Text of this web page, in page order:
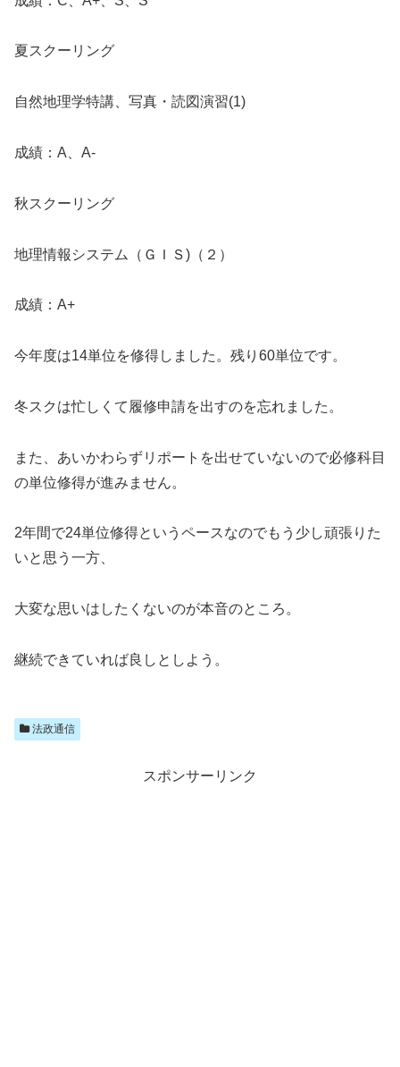
夏スクーリング
自然地理学特講、写真・読図演習(1)
成績：A、A-
秋スクーリング
地理情報システム（ＧＩＳ)（２）
成績：A+
今年度は14単位を修得しました。残り60単位です。
冬スクは忙しくて履修申請を出すのを忘れました。
また、あいかわらずリポートを出せていないので必修科目
の単位修得が進みません。
2年間で24単位修得というペースなのでもう少し頑張りた
いと思う一方、
大変な思いはしたくないのが本音のところ。
継続できていれば良しとしよう。
法政通信
スポンサーリンク